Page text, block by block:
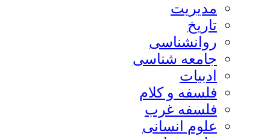
مدیریت
تاریخ
روانشناسی
جامعه شناسی
ادبیات
فلسفه و کلام
فلسفه غرب
علوم انسانی